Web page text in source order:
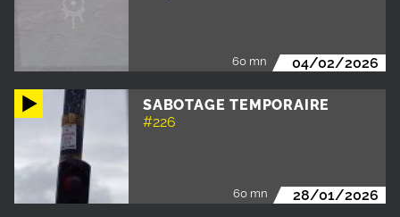
60 mn 04/02/2026
SABOTAGE TEMPORAIRE
#226
60 mn 28/01/2026